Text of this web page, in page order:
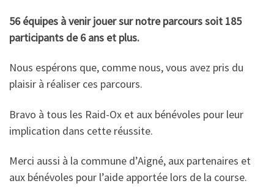
56 équipes à venir jouer sur notre parcours soit 185
participants de 6 ans et plus.
Nous espérons que, comme nous, vous avez pris du
plaisir à réaliser ces parcours.
Bravo à tous les Raid-Ox et aux bénévoles pour leur
implication dans cette réussite.
Merci aussi à la commune d’Aigné, aux partenaires et
aux bénévoles pour l’aide apportée lors de la course.